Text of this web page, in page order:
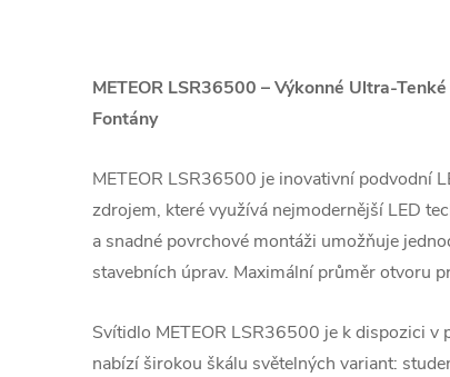
METEOR LSR36500 – Výkonné Ultra-
Fontány
METEOR LSR36500 je inovativní podvodní
zdrojem, které využívá nejmodernější LED
a snadné povrchové montáži umožňuje
stavebních úprav. Maximální průměr otvoru
Svítidlo METEOR LSR36500 je k dispozici v
nabízí širokou škálu světelných variant: